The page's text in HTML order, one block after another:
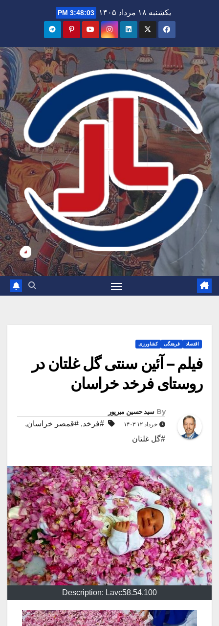
یکشنبه ۱۸ مرداد ۱۴۰۵ 3:48:04 PM
اقتصاد فرهنگی کشاورزی
فیلم – آئین سنتی گل غلتان در
روستای فرخد خراسان
By سید حسین میرپور
خرداد ۱۲ ۱۴۰۳ #فرخد, #قمصر خراسان,
#گل غلتان
Description: Lavc58.54.100
نمایشگر